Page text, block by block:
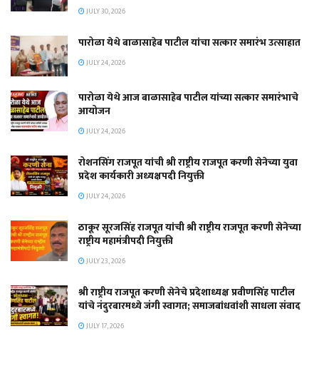
JULY 30, 2026
पारोळा येथे बाळासाहेब पाटील यांचा सत्कार समारंभ उत्साहात
JULY 24, 2026
पारोळा येथे आज बाळासाहेब पाटील यांच्या सत्कार समारंभाचे
आयोजन
JULY 24, 2026
रोशनसिंग राजपूत यांची श्री राष्ट्रीय राजपूत करणी सेनेच्या युवा
प्रदेश कार्यकारी अध्यक्षपदी नियुक्ती
JULY 24, 2026
ठाकूर सूरजसिंह राजपूत यांची श्री राष्ट्रीय राजपूत करणी सेनेच्या
राष्ट्रीय महामंत्रीपदी नियुक्ती
JULY 23, 2026
श्री राष्ट्रीय राजपूत करणी सेनेचे प्रदेशाध्यक्ष प्रवीणसिंह पाटील
यांचे नंदुरबारमध्ये जंगी स्वागत; समाजबांधवांशी साधला संवाद
JULY 17, 2026